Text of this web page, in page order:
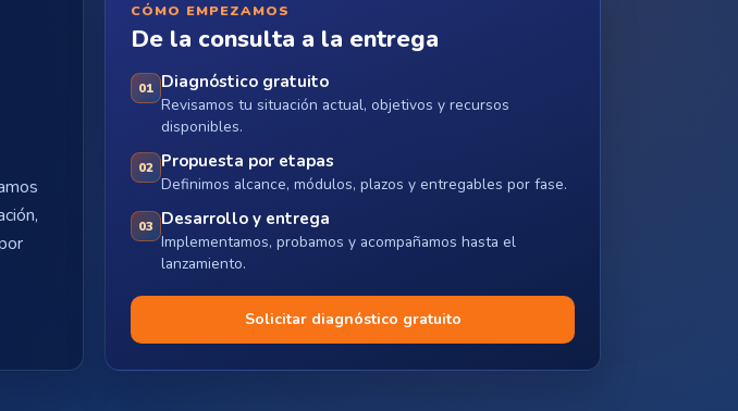
CÓMO EMPEZAMOS
De la consulta a la entrega
01 Diagnóstico gratuito
Revisamos tu situación actual, objetivos y recursos
disponibles.
02 Propuesta por etapas
Definimos alcance, módulos, plazos y entregables por fase.
03 Desarrollo y entrega
Implementamos, probamos y acompañamos hasta el
lanzamiento.
Solicitar diagnóstico gratuito